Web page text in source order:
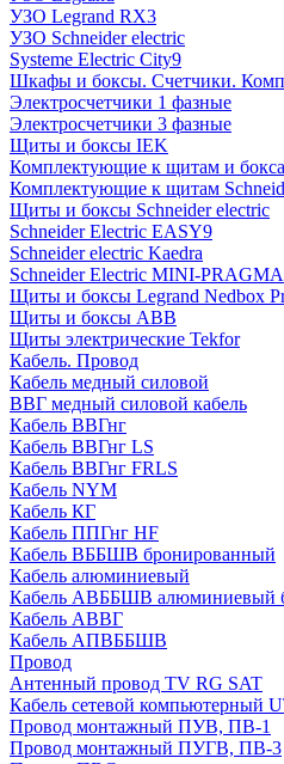
УЗО Legrand RX3
УЗО Schneider electric
Systeme Electric City9
Шкафы и боксы. Счетчики.
Электросчетчики 1 фазные
Электросчетчики 3 фазные
Щиты и боксы IEK
Комплектующие к щитам и
Комплектующие к щитам
Щиты и боксы Schneider electric
Schneider Electric EASY9
Schneider electric Kaedra
Schneider Electric MINI-PRAGMA
Щиты и боксы Legrand Nedbox
Щиты и боксы ABB
Щиты электрические Tekfor
Кабель. Провод
Кабель медный силовой
ВВГ медный силовой кабель
Кабель ВВГнг
Кабель ВВГнг LS
Кабель ВВГнг FRLS
Кабель NYM
Кабель КГ
Кабель ППГнг HF
Кабель ВББШВ бронированный
Кабель алюминиевый
Кабель АВББШВ алюминиевый
Кабель АВВГ
Кабель АПВББШВ
Провод
Антенный провод TV RG SAT
Кабель сетевой компьютерный
Провод монтажный ПУВ, ПВ-1
Провод монтажный ПУГВ, ПВ-3